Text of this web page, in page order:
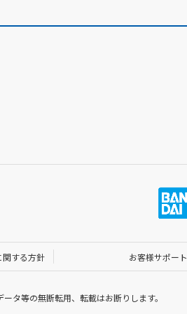
関する方針 お客様サポート
タ等の無断転用、転載はお断りします。